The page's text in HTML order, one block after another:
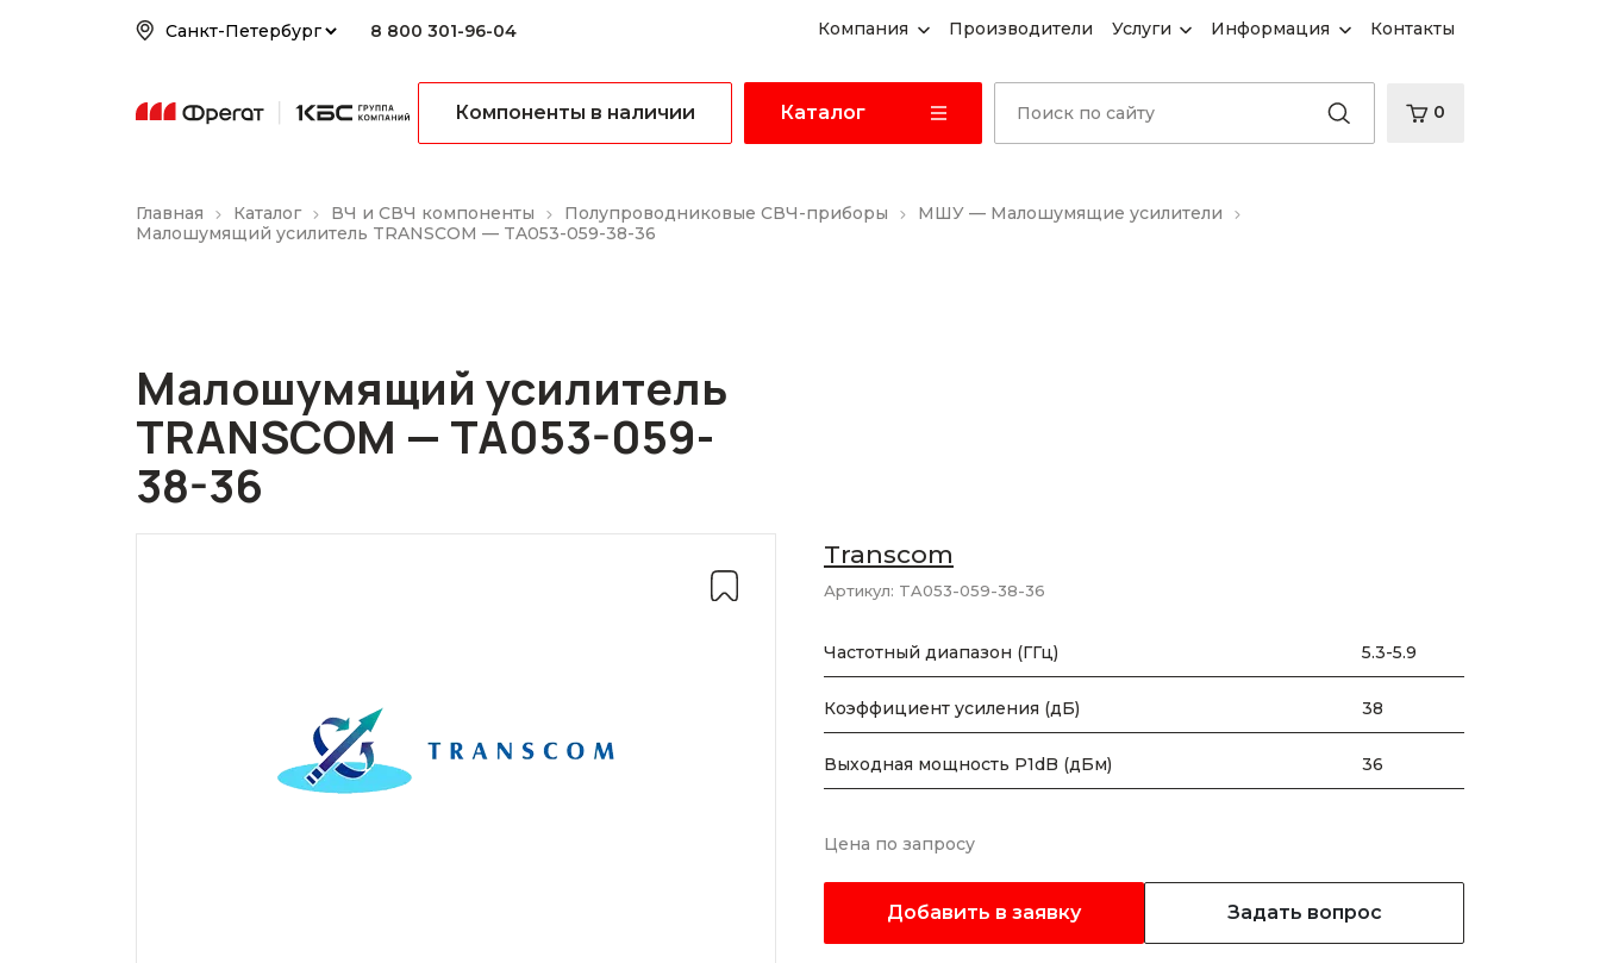
8 800 301-96-04 Компания Производители Услуги Информация Контакты
Компоненты в наличии Каталог 0
Главная Каталог ВЧ и СВЧ компоненты Полупроводниковые СВЧ-приборы
МШУ — Малошумящие усилители
Малошумящий усилитель TRANSCOM — TA053-059-38-36
Малошумящий усилитель
TRANSCOM — TA053-059-
38-36
Transcom
Артикул: TA053-059-38-36
Частотный диапазон (ГГц) 5.3-5.9
Коэффициент усиления (дБ) 38
Выходная мощность P1dB (дБм) 36
Цена по запросу
Добавить в заявку Задать вопрос